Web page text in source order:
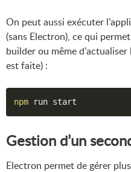
On peut aussi exécuter
(sans Electron), ce qui
builder ou même
est faite) :
npm run start
Gestion d’un
Electron permet de gérer